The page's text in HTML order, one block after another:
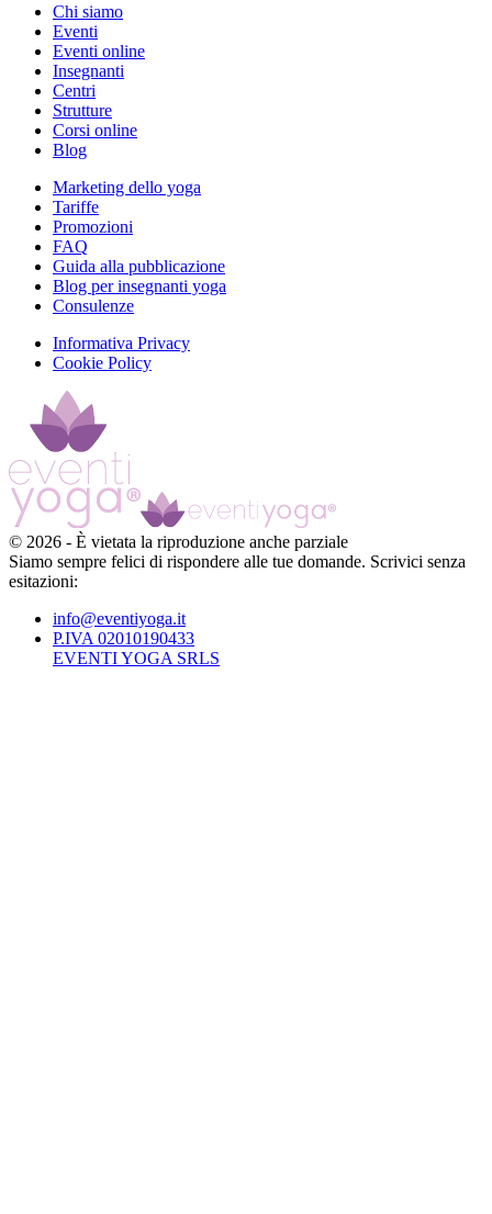
Chi siamo
Eventi
Eventi online
Insegnanti
Centri
Strutture
Corsi online
Blog
Marketing dello yoga
Tariffe
Promozioni
FAQ
Guida alla pubblicazione
Blog per insegnanti yoga
Consulenze
Informativa Privacy
Cookie Policy
© 2026 - È vietata la riproduzione anche parziale
Siamo sempre felici di rispondere alle tue domande. Scrivici senza
esitazioni:
info@eventiyoga.it
P.IVA 02010190433
EVENTI YOGA SRLS